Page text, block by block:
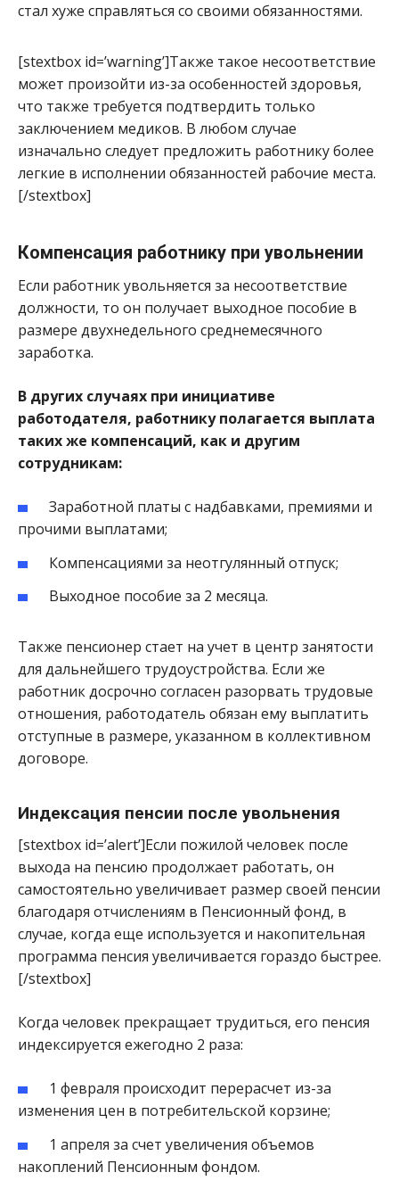
стал хуже справляться со своими обязанностями.
[stextbox id=’warning’]Также такое несоответствие
может произойти из-за особенностей здоровья,
что также требуется подтвердить только
заключением медиков. В любом случае
изначально следует предложить работнику более
легкие в исполнении обязанностей рабочие места.
[/stextbox]
Компенсация работнику при увольнении
Если работник увольняется за несоответствие
должности, то он получает выходное пособие в
размере двухнедельного среднемесячного
заработка.
В других случаях при инициативе
работодателя, работнику полагается выплата
таких же компенсаций, как и другим
сотрудникам:
Заработной платы с надбавками, премиями и
прочими выплатами;
Компенсациями за неотгулянный отпуск;
Выходное пособие за 2 месяца.
Также пенсионер стает на учет в центр занятости
для дальнейшего трудоустройства. Если же
работник досрочно согласен разорвать трудовые
отношения, работодатель обязан ему выплатить
отступные в размере, указанном в коллективном
договоре.
Индексация пенсии после увольнения
[stextbox id=’alert’]Если пожилой человек после
выхода на пенсию продолжает работать, он
самостоятельно увеличивает размер своей пенсии
благодаря отчислениям в Пенсионный фонд, в
случае, когда еще используется и накопительная
программа пенсия увеличивается гораздо быстрее.
[/stextbox]
Когда человек прекращает трудиться, его пенсия
индексируется ежегодно 2 раза:
1 февраля происходит перерасчет из-за
изменения цен в потребительской корзине;
1 апреля за счет увеличения объемов
накоплений Пенсионным фондом.